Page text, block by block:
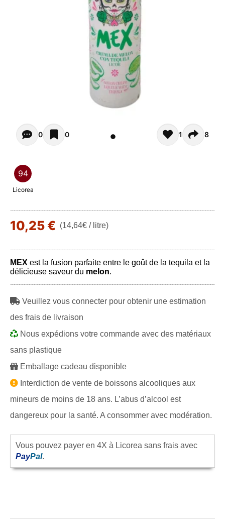
Opiniones - Pour le moment il n'y a aucun
0 0 1 8
94
Licorea
10,25 € (14,64€ / litre)
MEX est la fusion parfaite entre le goût de la tequila et la
délicieuse saveur du melon.
Veuillez vous connecter pour obtenir une estimation
des frais de livraison
Nous expédions votre commande avec des matériaux
sans plastique
Emballage cadeau disponible
Interdiction de vente de boissons alcooliques aux
mineurs de moins de 18 ans. L’abus d’alcool est
dangereux pour la santé. A consommer avec modération.
Vous pouvez payer en 4X à Licorea sans frais avec
PayPal.